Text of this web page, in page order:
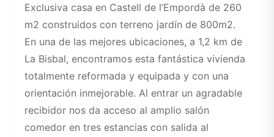
Exclusiva casa en Castell de l’Empordà de 260
m2 construidos con terreno jardín de 800m2.
En una de las mejores ubicaciones, a 1,2 km de
La Bisbal, encontramos esta fantástica vivienda
totalmente reformada y equipada y con una
orientación inmejorable. Al entrar un agradable
recibidor nos da acceso al amplio salón
comedor en tres estancias con salida al